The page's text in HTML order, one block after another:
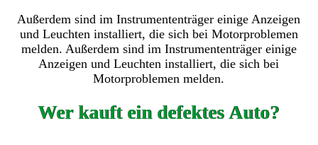
Außerdem sind im Instrumententräger einige Anzeigen
und Leuchten installiert, die sich bei Motorproblemen
melden. Außerdem sind im Instrumententräger einige
Anzeigen und Leuchten installiert, die sich bei
Motorproblemen melden.
Wer kauft ein defektes Auto?